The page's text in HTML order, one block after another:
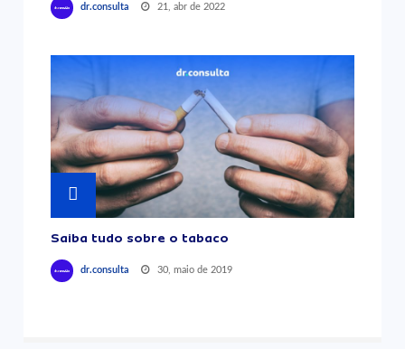
dr.consulta 21, abr de 2022
Saiba tudo sobre o tabaco
dr.consulta 30, maio de 2019